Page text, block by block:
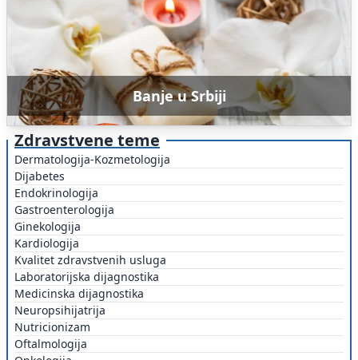
Banje u Srbiji
Zdravstvene teme
Dermatologija-Kozmetologija
Dijabetes
Endokrinologija
Gastroenterologija
Ginekologija
Kardiologija
Kvalitet zdravstvenih usluga
Laboratorijska dijagnostika
Medicinska dijagnostika
Neuropsihijatrija
Nutricionizam
Oftalmologija